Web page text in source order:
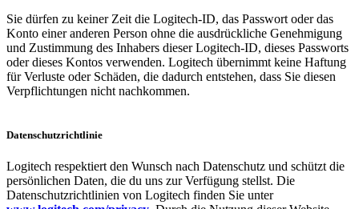
Sie dürfen zu keiner Zeit die Logitech-ID, das Passwort oder das
Konto einer anderen Person ohne die ausdrückliche Genehmigung
und Zustimmung des Inhabers dieser Logitech-ID, dieses Passworts
oder dieses Kontos verwenden. Logitech übernimmt keine Haftung
für Verluste oder Schäden, die dadurch entstehen, dass Sie diesen
Verpflichtungen nicht nachkommen.
Datenschutzrichtlinie
Logitech respektiert den Wunsch nach Datenschutz und schützt die
persönlichen Daten, die du uns zur Verfügung stellst. Die
Datenschutzrichtlinien von Logitech finden Sie unter